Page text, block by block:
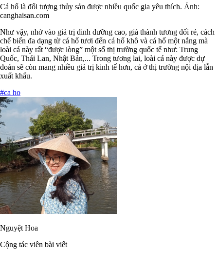
Cá hố là đối tượng thủy sản được nhiều quốc gia yêu thích. Ảnh:
canghaisan.com
Như vậy, nhờ vào giá trị dinh dưỡng cao, giá thành tương đối rẻ, cách
chế biến đa dạng từ cá hố tươi đến cá hố khô và cá hố một nắng mà
loài cá này rất “được lòng” một số thị trường quốc tế như: Trung
Quốc, Thái Lan, Nhật Bản,... Trong tương lai, loài cá này được dự
đoán sẽ còn mang nhiều giá trị kinh tế hơn, cả ở thị trường nội địa lẫn
xuất khẩu.
#ca ho
Nguyệt Hoa
Cộng tác viên bài viết